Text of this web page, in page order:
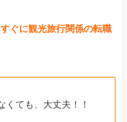
ぐに観光旅行関係の転職
くても、大丈夫！！